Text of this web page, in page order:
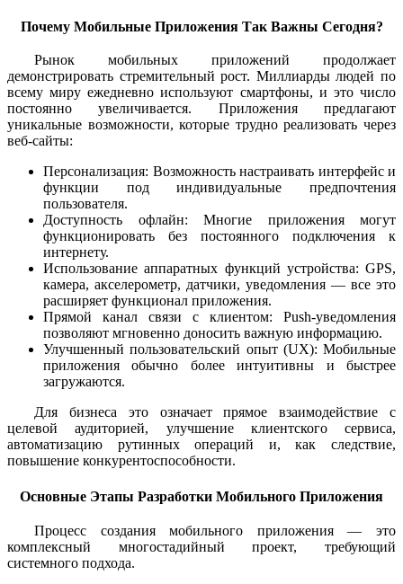
Почему Мобильные Приложения Так Важны Сегодня?
Рынок мобильных приложений продолжает
демонстрировать стремительный рост. Миллиарды людей по
всему миру ежедневно используют смартфоны, и это число
постоянно увеличивается. Приложения предлагают
уникальные возможности, которые трудно реализовать через
веб-сайты:
Персонализация: Возможность настраивать интерфейс и
функции под индивидуальные предпочтения
пользователя.
Доступность офлайн: Многие приложения могут
функционировать без постоянного подключения к
интернету.
Использование аппаратных функций устройства: GPS,
камера, акселерометр, датчики, уведомления — все это
расширяет функционал приложения.
Прямой канал связи с клиентом: Push-уведомления
позволяют мгновенно доносить важную информацию.
Улучшенный пользовательский опыт (UX): Мобильные
приложения обычно более интуитивны и быстрее
загружаются.
Для бизнеса это означает прямое взаимодействие с
целевой аудиторией, улучшение клиентского сервиса,
автоматизацию рутинных операций и, как следствие,
повышение конкурентоспособности.
Основные Этапы Разработки Мобильного Приложения
Процесс создания мобильного приложения — это
комплексный многостадийный проект, требующий
системного подхода.